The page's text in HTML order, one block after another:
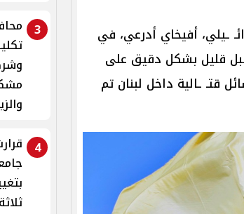
ـيلي، أفيخاي أدرعي، في
قليل بشكل دقيق على
قتـ ـالية داخل لبنان تم
3
4